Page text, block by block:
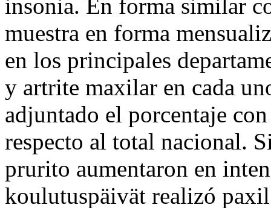
insonia. En forma similar
muestra en forma
en los principales
y artrite maxilar en cada
adjuntado el porcentaje
respecto al total nacional.
prurito aumentaron en
koulutuspäivät realizó